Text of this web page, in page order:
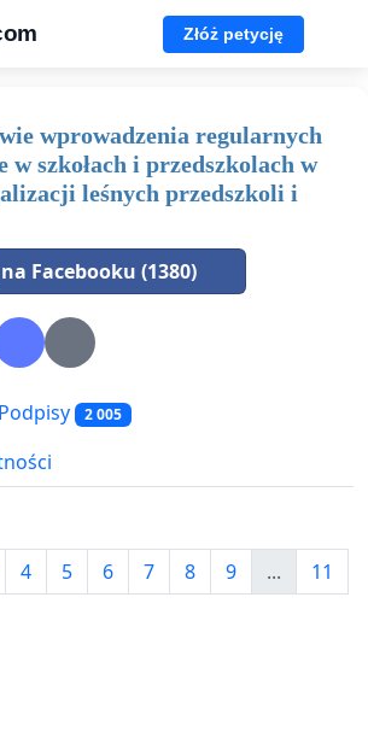
Złóż petycję
wprowadzenia regularnych
w szkołach i przedszkolach w
leśnych przedszkoli i
Facebooku (1380)
Podpisy 2 005
4 5 6 7 8 9 ...
11